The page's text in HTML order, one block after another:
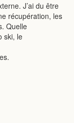
J’ai du être
récupération, les
Quelle
ski, le